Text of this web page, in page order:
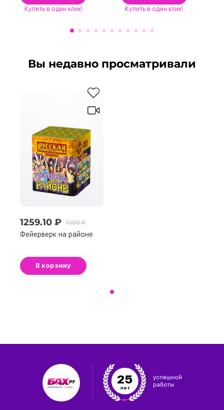
Купить в один клик! Купить в один клик!
Вы недавно просматривали
1259.10 ₽ 1399 ₽
Фейерверк на районе
В корзину
25
лет